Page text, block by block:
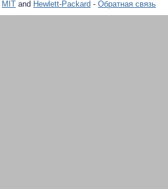
MIT and Hewlett-Packard - Обратная связь